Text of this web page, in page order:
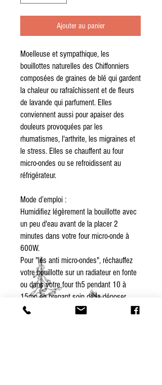
Ajouter au panier
Moelleuse et sympathique, les
bouillottes naturelles des Chiffonniers
composées de graines de blé qui gardent
la chaleur ou rafraîchissent et de fleurs
de lavande qui parfument. Elles
conviennent aussi pour apaiser des
douleurs provoquées par les
rhumatismes, l'arthrite, les migraines et
le stress. Elles se chauffent au four
micro-ondes ou se refroidissent au
réfrigérateur.
Mode d’emploi :
Humidifiez légèrement la bouillotte avec
un peu d'eau avant de la placer 2
minutes dans votre four micro-onde à
600W.
Pour "les anti micro-ondes", réchauffez
votre bouillotte sur un radiateur en fonte
ou dans votre four th5 pendant 10 à
15mn en prenant soin de la déposer
dans un plat non métallique.